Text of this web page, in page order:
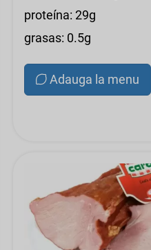
proteína: 29g
grasas: 0.5g
Adauga la menu